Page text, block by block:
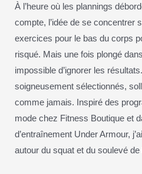
À l’heure où les plannings
compte, l’idée de se concentrer
exercices pour le bas du corps
risqué. Mais une fois plongé
impossible d’ignorer les
soigneusement sélectionnés,
comme jamais. Inspiré des
mode chez Fitness Boutique et
d’entraînement Under Armour,
autour du squat et du soulevé de